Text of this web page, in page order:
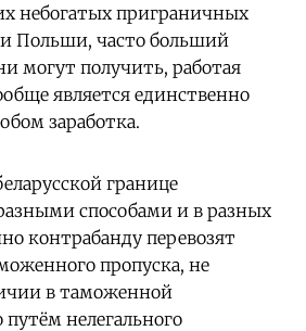
небогатых приграничных
Польши, часто больший
могут получить, работая
является единственно
заработка.
границе
способами и в разных
контрабанду перевозят
пропуска, не
в таможенной
нелегального